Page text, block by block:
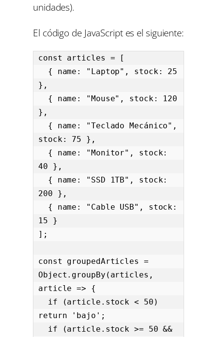
unidades).
El código de JavaScript es el siguiente:
const articles = [
},
},
stock: 75 },
40 },
200 },
15 }
];
const groupedArticles =
Object.groupBy(articles,
article => {
return 'bajo';